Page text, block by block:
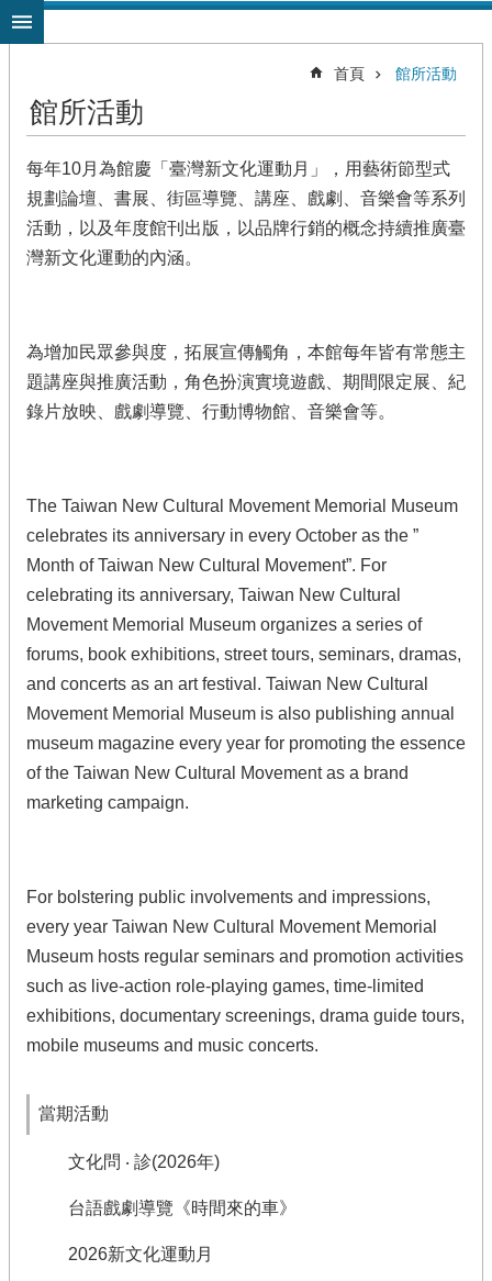
跳到主要內容區塊
首頁 館所活動
館所活動
每年10月為館慶「臺灣新文化運動月」，用藝術節型式
規劃論壇、書展、街區導覽、講座、戲劇、音樂會等系列
活動，以及年度館刊出版，以品牌行銷的概念持續推廣臺
灣新文化運動的內涵。
為增加民眾參與度，拓展宣傳觸角，本館每年皆有常態主
題講座與推廣活動，角色扮演實境遊戲、期間限定展、紀
錄片放映、戲劇導覽、行動博物館、音樂會等。
The Taiwan New Cultural Movement Memorial Museum
celebrates its anniversary in every October as the ”
Month of Taiwan New Cultural Movement”. For
celebrating its anniversary, Taiwan New Cultural
Movement Memorial Museum organizes a series of
forums, book exhibitions, street tours, seminars, dramas,
and concerts as an art festival. Taiwan New Cultural
Movement Memorial Museum is also publishing annual
museum magazine every year for promoting the essence
of the Taiwan New Cultural Movement as a brand
marketing campaign.
For bolstering public involvements and impressions,
every year Taiwan New Cultural Movement Memorial
Museum hosts regular seminars and promotion activities
such as live-action role-playing games, time-limited
exhibitions, documentary screenings, drama guide tours,
mobile museums and music concerts.
當期活動
文化問 ‧ 診(2026年)
台語戲劇導覽《時間來的車》
2026新文化運動月